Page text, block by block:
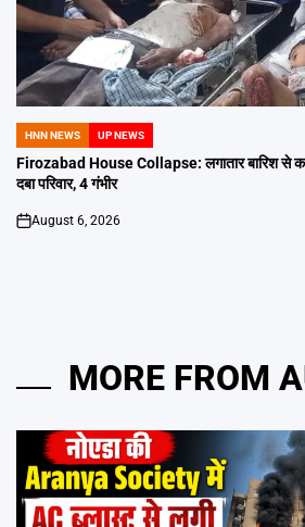
POSTED
IN
HNN NEWS UP NEWS
Firozabad House Collapse: लगातार बारिश से
दबा परिवार, 4 गंभीर
on
August 6, 2026
MORE FROM